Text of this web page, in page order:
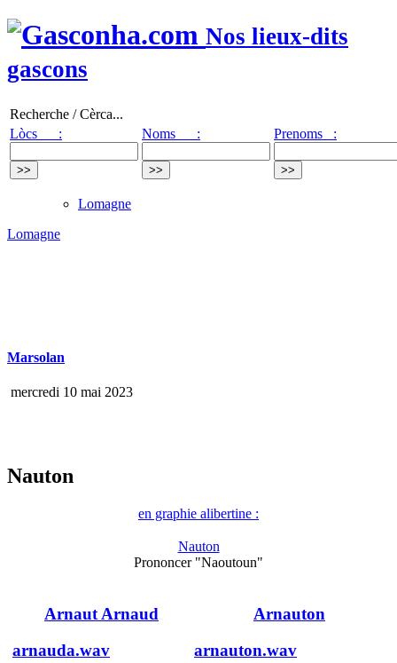
Nos lieux-dits
gascons
Recherche / Cèrca...
Lòcs :
Noms : Prenoms :
Lomagne
Lomagne
Marsolan
mercredi 10 mai 2023
Nauton
en graphie alibertine :
Nauton
Prononcer "Naoutoun"
Arnaut Arnaud
arnauda.wav
Arnauton
arnauton.wav